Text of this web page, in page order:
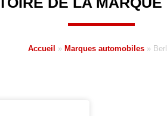
Accueil » Marques automobiles »